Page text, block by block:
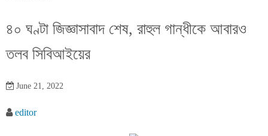
৪০ ঘণ্টা জিজ্ঞাসাবাদ শেষ, রাহুল গান্ধীকে আবারও
তলব সিবিআইয়ের
June 21, 2022
editor